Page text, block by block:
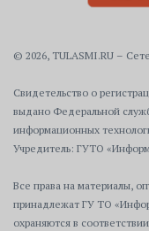
© 2026, TULASMI.RU –
Свидетельство о
выдано Федеральной
информационных
Учредитель: ГУТО
Все права на материалы,
принадлежат ГУ ТО
охраняются в